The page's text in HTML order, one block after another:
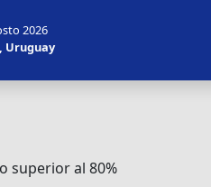
2026
Uruguay
superior al 80%